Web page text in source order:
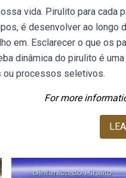
vida. Pirulito para cada
é desenvolver ao
em. Esclarecer o que os
dinâmica do pirulito é
ou processos seletivos.
For more